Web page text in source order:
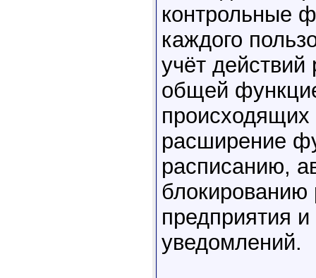
контрольные
каждого
учёт действий
общей
происходящих
расширение
расписанию,
блокированию
предприятия
уведомлений.